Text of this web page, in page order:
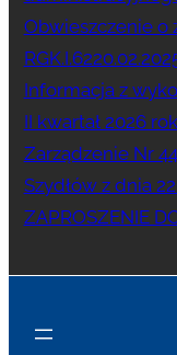
Obwieszczenie o
Informacja z
II kwartał 2026
Zarządzenie Nr
Szydłów z dnia
ZAPROSZENIE